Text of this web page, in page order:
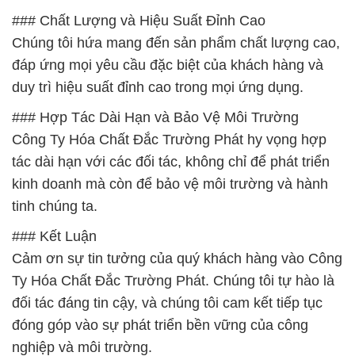
### Chất Lượng và Hiệu Suất Đỉnh Cao
Chúng tôi hứa mang đến sản phẩm chất lượng cao,
đáp ứng mọi yêu cầu đặc biệt của khách hàng và
duy trì hiệu suất đỉnh cao trong mọi ứng dụng.
### Hợp Tác Dài Hạn và Bảo Vệ Môi Trường
Công Ty Hóa Chất Đắc Trường Phát hy vọng hợp
tác dài hạn với các đối tác, không chỉ để phát triển
kinh doanh mà còn để bảo vệ môi trường và hành
tinh chúng ta.
### Kết Luận
Cảm ơn sự tin tưởng của quý khách hàng vào Công
Ty Hóa Chất Đắc Trường Phát. Chúng tôi tự hào là
đối tác đáng tin cậy, và chúng tôi cam kết tiếp tục
đóng góp vào sự phát triển bền vững của công
nghiệp và môi trường.